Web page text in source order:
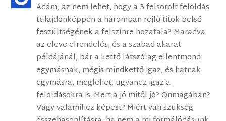
Ádám, az nem lehet, hogy a 3 felsorolt feloldás
tulajdonképpen a háromban rejlő titok belső
feszültségének a felszínre hozatala? Maradva
az eleve elrendelés, és a szabad akarat
példájánál, bár a kettő látszólag ellentmond
egymásnak, mégis mindkettő igaz, és hatnak
egymásra, meglehet, ugyanez igaz a
feloldásokra is. Mert a jó mitől jó? Önmagában?
Vagy valamihez képest? Miért van szükség